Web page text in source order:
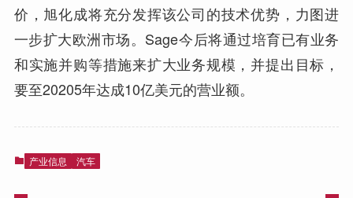
价，旭化成将充分发挥该公司的技术优势，力图进
一步扩大欧洲市场。Sage今后将通过培育已有业务
和实施并购等措施来扩大业务规模，并提出目标，
要至20205年达成10亿美元的营业额。
产业信息 汽车